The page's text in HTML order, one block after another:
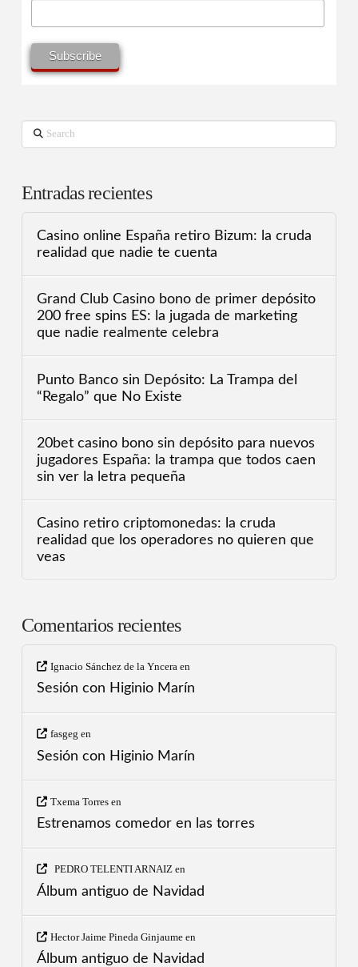
Search
Entradas recientes
Casino online España retiro Bizum: la cruda
realidad que nadie te cuenta
Grand Club Casino bono de primer depósito
200 free spins ES: la jugada de marketing
que nadie realmente celebra
Punto Banco sin Depósito: La Trampa del
“Regalo” que No Existe
20bet casino bono sin depósito para nuevos
jugadores España: la trampa que todos caen
sin ver la letra pequeña
Casino retiro criptomonedas: la cruda
realidad que los operadores no quieren que
veas
Comentarios recientes
Ignacio Sánchez de la Yncera en
Sesión con Higinio Marín
fasgeg en
Sesión con Higinio Marín
Txema Torresen
Estrenamos comedor en las torres
PEDRO TELENTI ARNAIZ en
Álbum antiguo de Navidad
Hector Jaime Pineda Ginjaumeen
Álbum antiguo de Navidad